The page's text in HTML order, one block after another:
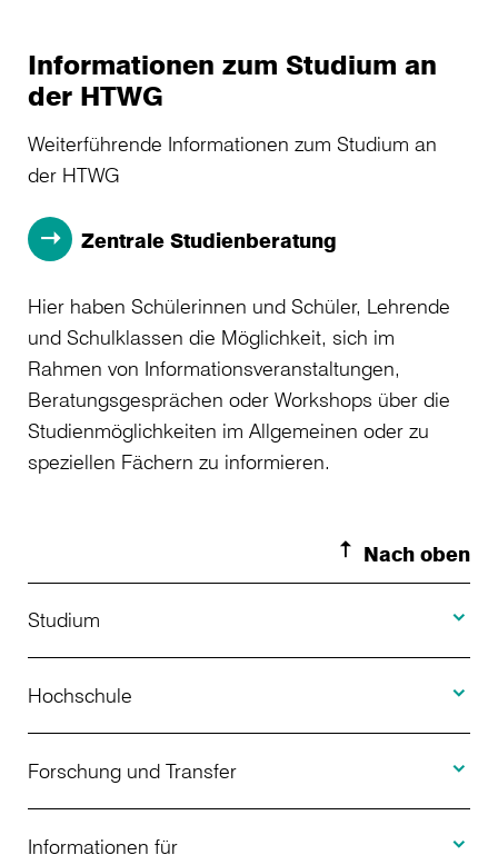
Informationen zum Studium an
der HTWG
Weiterführende Informationen zum Studium an
der HTWG
Zentrale Studienberatung
Hier haben Schülerinnen und Schüler, Lehrende
und Schulklassen die Möglichkeit, sich im
Rahmen von Informationsveranstaltungen,
Beratungsgesprächen oder Workshops über die
Studienmöglichkeiten im Allgemeinen oder zu
speziellen Fächern zu informieren.
Nach oben
Studium
Studienangebot
Bewerbung
Studienberatung
Hochschule
Über uns
Aktuelles
Forschung und Transfer
Projekte
Informationen für